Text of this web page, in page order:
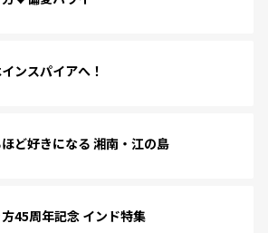
ンスパイアへ！
ど好きになる 湘南・江の島
45周年記念 インド特集